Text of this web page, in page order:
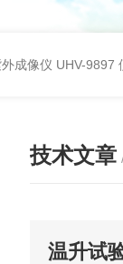
成像仪 UHV-9897
技术文章
温升试